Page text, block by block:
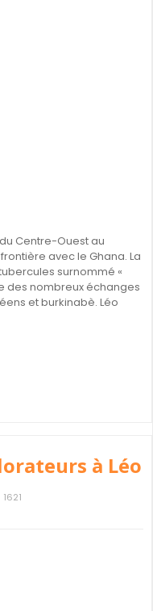
Centre-Ouest au
avec le Ghana. La
surnommé «
des nombreux échanges
et burkinabè. Léo
à Léo
1621